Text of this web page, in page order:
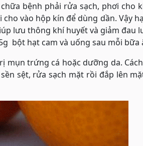
bệnh phải rửa sạch, phơi cho
vào hộp kín để dùng dần. Vậy
lưu thông khí huyết và giảm đau
bột hạt cam và uống sau mỗi bữa
trứng cá hoặc dưỡng da.
sệt, rửa sạch mặt rồi đắp lên